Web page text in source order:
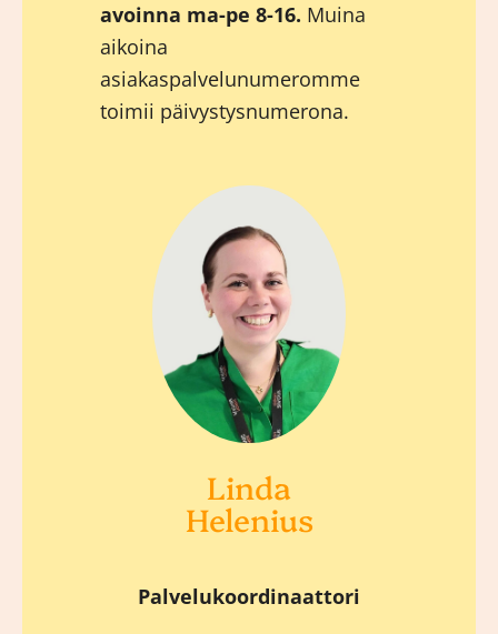
avoinna ma-pe 8-16. Muina
aikoina
asiakaspalvelunumeromme
toimii päivystysnumerona.
Linda
Helenius
Palvelukoordinaattori